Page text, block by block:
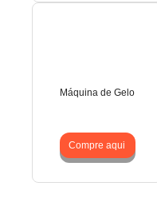
Máquina de Gelo
Compre aqui